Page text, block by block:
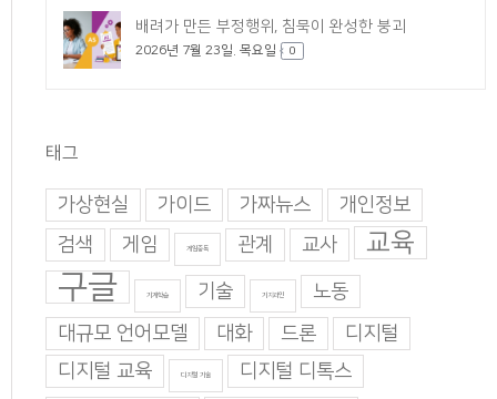
배려가 만든 부정행위, 침묵이 완성한 붕괴
2026년 7월 23일. 목요일 0
태그
가상현실 가이드 가짜뉴스
개인정보
검색
게임 게임중독 관계 교사 교육
구글 기계학습 기술 기지과인
노동
대규모 언어모델
대화 드론
디지털
디지털 교육
디지털 기술
디지털 디톡스